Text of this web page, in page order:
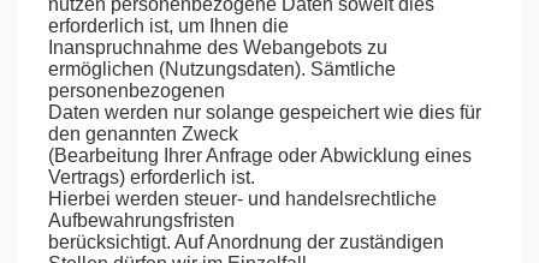
erforderlich ist, um Ihnen die
Inanspruchnahme des Webangebots zu
ermöglichen (Nutzungsdaten). Sämtliche
personenbezogenen
Daten werden nur solange gespeichert wie dies für
den genannten Zweck
(Bearbeitung Ihrer Anfrage oder Abwicklung eines
Vertrags) erforderlich ist.
Hierbei werden steuer- und handelsrechtliche
Aufbewahrungsfristen
berücksichtigt. Auf Anordnung der zuständigen